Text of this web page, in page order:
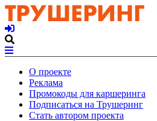
О проекте
Реклама
Промокоды для каршеринга
Подписаться на Трушеринг
Стать автором проекта